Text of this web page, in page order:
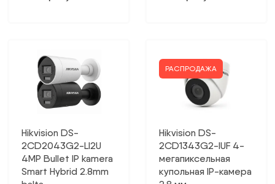
96,80 €.
140,99 €.
Hikvision DS-
2CD2043G2-LI2U
4MP Bullet IP kamera
Smart Hybrid 2.8mm
РАСПРОДАЖА
Hikvision DS-
2CD1343G2-IUF 4-
мегапиксельная
купольная IP-камера